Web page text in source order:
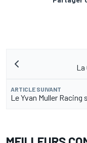
La
ARTICLE SUIVANT
Le Yvan Muller Racing